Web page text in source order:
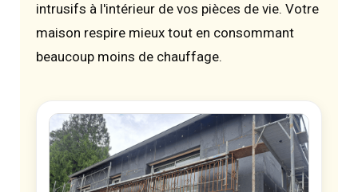
intrusifs à l'intérieur de vos pièces de vie. Votre
maison respire mieux tout en consommant
beaucoup moins de chauffage.